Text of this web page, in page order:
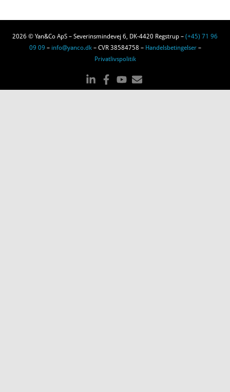
2026 © Yan&Co ApS – Severinsmindevej 6, DK-4420 Regstrup –(+45) 71 96
09 09 – info@yanco.dk– CVR 38584758 – Handelsbetingelser–
Privatlivspolitik